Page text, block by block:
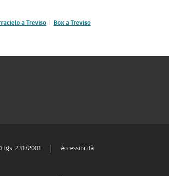
a Treviso Box a Treviso
231/2001 Accessibilità